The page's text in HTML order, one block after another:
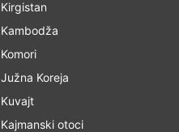
Kirgistan
Kambodža
Komori
Južna Koreja
Kuvajt
Kajmanski otoci